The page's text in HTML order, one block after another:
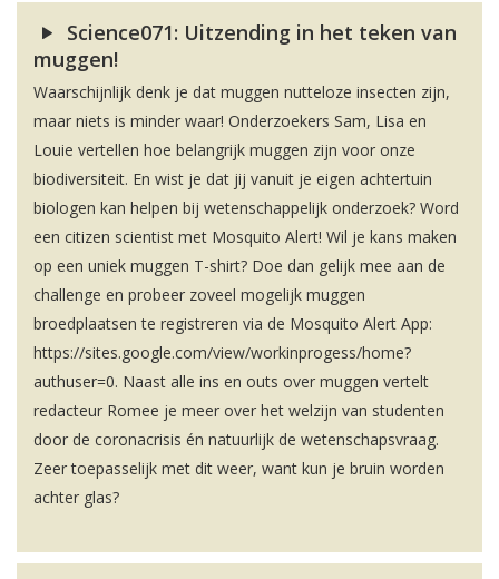
Science071: Uitzending in het teken van
muggen!
Waarschijnlijk denk je dat muggen nutteloze insecten zijn,
maar niets is minder waar! Onderzoekers Sam, Lisa en
Louie vertellen hoe belangrijk muggen zijn voor onze
biodiversiteit. En wist je dat jij vanuit je eigen achtertuin
biologen kan helpen bij wetenschappelijk onderzoek? Word
een citizen scientist met Mosquito Alert! Wil je kans maken
op een uniek muggen T-shirt? Doe dan gelijk mee aan de
challenge en probeer zoveel mogelijk muggen
broedplaatsen te registreren via de Mosquito Alert App:
https://sites.google.com/view/workinprogess/home?
authuser=0. Naast alle ins en outs over muggen vertelt
redacteur Romee je meer over het welzijn van studenten
door de coronacrisis én natuurlijk de wetenschapsvraag.
Zeer toepasselijk met dit weer, want kun je bruin worden
achter glas?